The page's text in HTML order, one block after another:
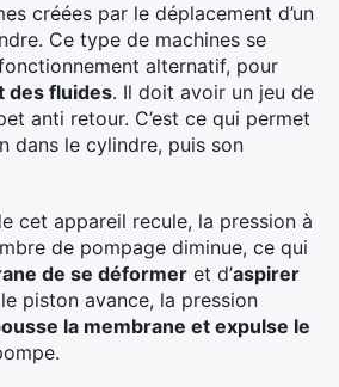
créées par le déplacement d’un
Ce type de machines se
alternatif, pour
des fluides. Il doit avoir un jeu de
anti retour. C’est ce qui permet
dans le cylindre, puis son
cet appareil recule, la pression à
de pompage diminue, ce qui
de se déformer et d’aspirer
piston avance, la pression
la membrane et expulse le